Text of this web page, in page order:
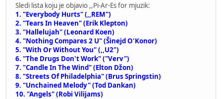
Sledi lista koju je objavio ,,Pi-Ar-Es for mjuzik:
1. "Everybody Hurts" (,,REM")
2. "Tears In Heaven" (Erik Klepton)
3. "Hallelujah" (Leonard Koen)
4. "Nothing Compares 2 U" (Šinejd O'Konor)
5. "With Or Without You" (,,U2")
6. "The Drugs Don't Work" ("Verv")
7. "Candle In The Wind" (Elton Džon)
8. "Streets Of Philadelphia" (Brus Springstin)
9. "Unchained Melody" (Tod Dankan)
10. "Angels" (Robi Vilijams)